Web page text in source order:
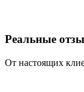
Реальные
От настоящих